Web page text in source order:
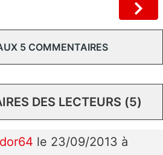
5 COMMENTAIRES
DES LECTEURS (5)
le 23/09/2013 à